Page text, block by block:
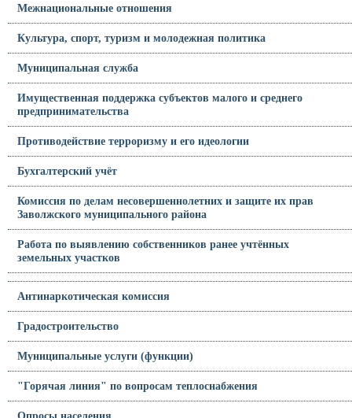
Межнациональные отношения
Культура, спорт, туризм и молодежная политика
Муниципальная служба
Имущественная поддержка субъектов малого и среднего
предпринимательства
Противодействие терроризму и его идеологии
Бухгалтерский учёт
Комиссия по делам несовершеннолетних и защите их прав
Заволжского муниципального района
Работа по выявлению собственников ранее учтённых
земельных участков
Антинаркотическая комиссия
Градостроительство
Муниципальные услуги (функции)
"Горячая линия" по вопросам теплоснабжения
Опросы населения